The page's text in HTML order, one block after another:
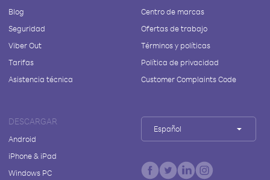
Blog
Seguridad
Viber Out
Tarifas
Asistencia técnica
Centro de marcas
Ofertas de trabajo
Términos y políticas
Política de privacidad
Customer Complaints Code
DESCARGAR
Android
iPhone & iPad
Windows PC
Español